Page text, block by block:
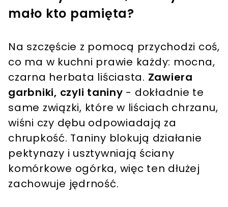
mało kto pamięta?
Na szczęście z pomocą przychodzi coś,
co ma w kuchni prawie każdy: mocna,
czarna herbata liściasta. Zawiera
garbniki, czyli taniny - dokładnie te
same związki, które w liściach chrzanu,
wiśni czy dębu odpowiadają za
chrupkość. Taniny blokują działanie
pektynazy i usztywniają ściany
komórkowe ogórka, więc ten dłużej
zachowuje jędrność.